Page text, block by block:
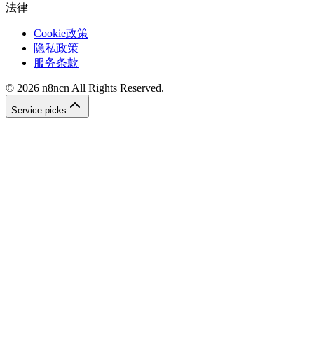
法律
Cookie政策
隐私政策
服务条款
© 2026 n8ncn All Rights Reserved.
Service picks